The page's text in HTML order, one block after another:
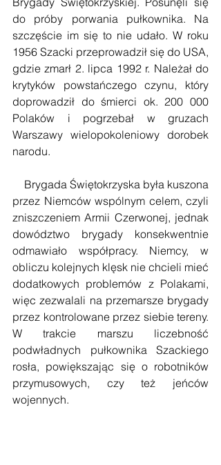
do próby porwania pułkownika. Na
szczęście im się to nie udało. W roku
1956 Szacki przeprowadził się do USA,
gdzie zmarł 2. lipca 1992 r. Należał do
krytyków powstańczego czynu, który
doprowadził do śmierci ok. 200 000
Polaków i pogrzebał w gruzach
Warszawy wielopokoleniowy dorobek
narodu.
przez Niemców wspólnym celem, czyli
zniszczeniem Armii Czerwonej, jednak
dowództwo brygady konsekwentnie
odmawiało współpracy. Niemcy, w
obliczu kolejnych klęsk nie chcieli mieć
dodatkowych problemów z Polakami,
więc zezwalali na przemarsze brygady
przez kontrolowane przez siebie tereny.
W trakcie marszu liczebność
podwładnych pułkownika Szackiego
rosła, powiększając się o robotników
przymusowych, czy też jeńców
wojennych.